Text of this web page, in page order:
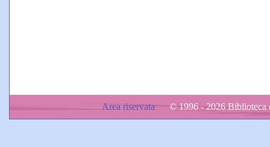
Area riservata© 1996 - 2026 Biblioteca